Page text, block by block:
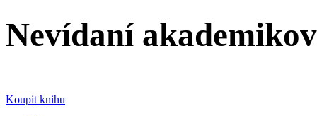
Nevídaní
Koupit knihu